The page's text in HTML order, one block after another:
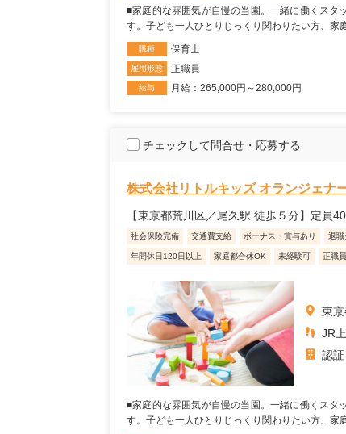
■家庭的な雰囲気が自慢の当園。一緒に働くスタ
す。子ども一人ひとりじっくり関わりたい方、家
職種 保育士
雇用形態 正職員
給与 月給：265,000円～280,000円
チェックして問合せ・応募する
株式会社リトルキッズ オランジェナ
【東京都荒川区／尾久駅 徒歩５分】定員
社会保険完備 交通費支給 ボーナス・賞与あり 退職
年間休日120日以上 家庭都合休OK 未経験可 正職
東
JR
認
■家庭的な雰囲気が自慢の当園。一緒に働くスタ
す。子ども一人ひとりじっくり関わりたい方、家